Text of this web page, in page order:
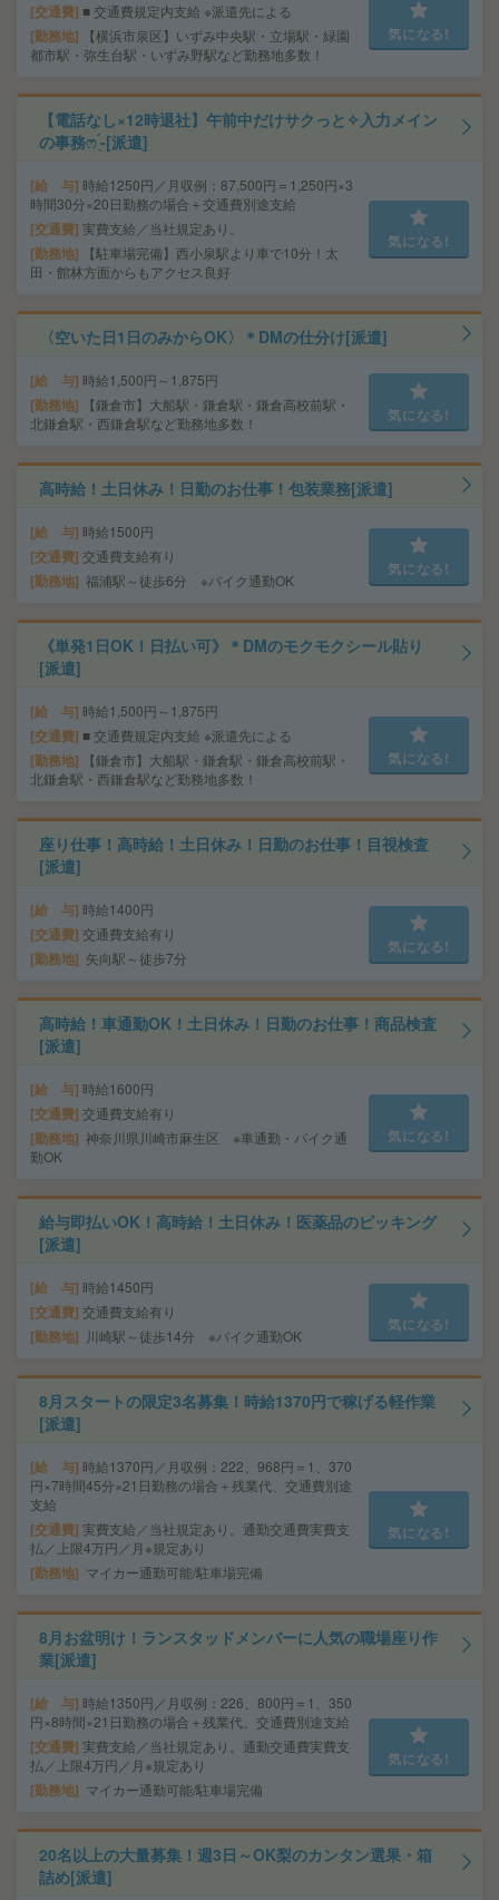
交通費 ■ 交通費規定内支給 ※派遣先による
勤務地
【横浜市泉区】いずみ中央駅・立場駅・緑園
都市駅・弥生台駅・いずみ野駅など勤務地多数！
気になる!
【電話なし×12時退社】午前中だけサクっと✧入力メイン
の事務ෆ ̖́-[派遣]
給 与 時給1250円／月収例：87,500円＝1,250円×3
時間30分×20日勤務の場合＋交通費別途支給
交通費 実費支給／当社規定あり。
勤務地
【駐車場完備】西小泉駅より車で10分！太
田・館林方面からもアクセス良好
気になる!
〈空いた日1日のみからOK〉＊DMの仕分け[派遣]
給 与 時給1,500円～1,875円
勤務地
【鎌倉市】大船駅・鎌倉駅・鎌倉高校前駅・
北鎌倉駅・西鎌倉駅など勤務地多数！
気になる!
高時給！土日休み！日勤のお仕事！包装業務[派遣]
給 与 時給1500円
交通費 交通費支給有り
勤務地 福浦駅～徒歩6分 ※バイク通勤OK
気になる!
《単発1日OK！日払い可》＊DMのモクモクシール貼り
[派遣]
給 与 時給1,500円～1,875円
交通費 ■ 交通費規定内支給 ※派遣先による
勤務地
【鎌倉市】大船駅・鎌倉駅・鎌倉高校前駅・
北鎌倉駅・西鎌倉駅など勤務地多数！
気になる!
座り仕事！高時給！土日休み！日勤のお仕事！目視検査
[派遣]
給 与 時給1400円
交通費 交通費支給有り
勤務地 矢向駅～徒歩7分
気になる!
高時給！車通勤OK！土日休み！日勤のお仕事！商品検査
[派遣]
給 与 時給1600円
交通費 交通費支給有り
勤務地 神奈川県川崎市麻生区 ※車通勤・バイク通
勤OK
気になる!
給与即払いOK！高時給！土日休み！医薬品のピッキング
[派遣]
給 与 時給1450円
交通費 交通費支給有り
勤務地 川崎駅～徒歩14分 ※バイク通勤OK
気になる!
8月スタートの限定3名募集！時給1370円で稼げる軽作業
[派遣]
給 与 時給1370円／月収例：222、968円＝1、370
円×7時間45分×21日勤務の場合＋残業代、交通費別途
支給
交通費 実費支給／当社規定あり。通勤交通費実費支
払／上限4万円／月※規定あり
勤務地 マイカー通勤可能/駐車場完備
気になる!
8月お盆明け！ランスタッドメンバーに人気の職場座り作
業[派遣]
給 与 時給1350円／月収例：226、800円＝1、350
円×8時間×21日勤務の場合＋残業代、交通費別途支給
交通費 実費支給／当社規定あり。通勤交通費実費支
払／上限4万円／月※規定あり
勤務地 マイカー通勤可能/駐車場完備
気になる!
20名以上の大量募集！週3日～OK梨のカンタン選果・箱
詰め[派遣]